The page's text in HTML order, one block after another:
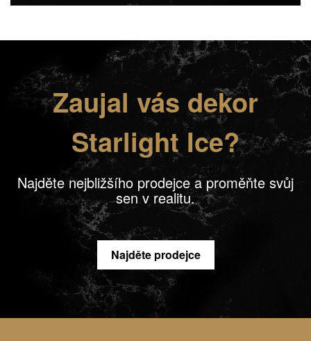
Zaujal vás dekor
Starlight Ice?
Najděte nejbližšího prodejce a proměňte svůj
sen v realitu.
Najděte prodejce